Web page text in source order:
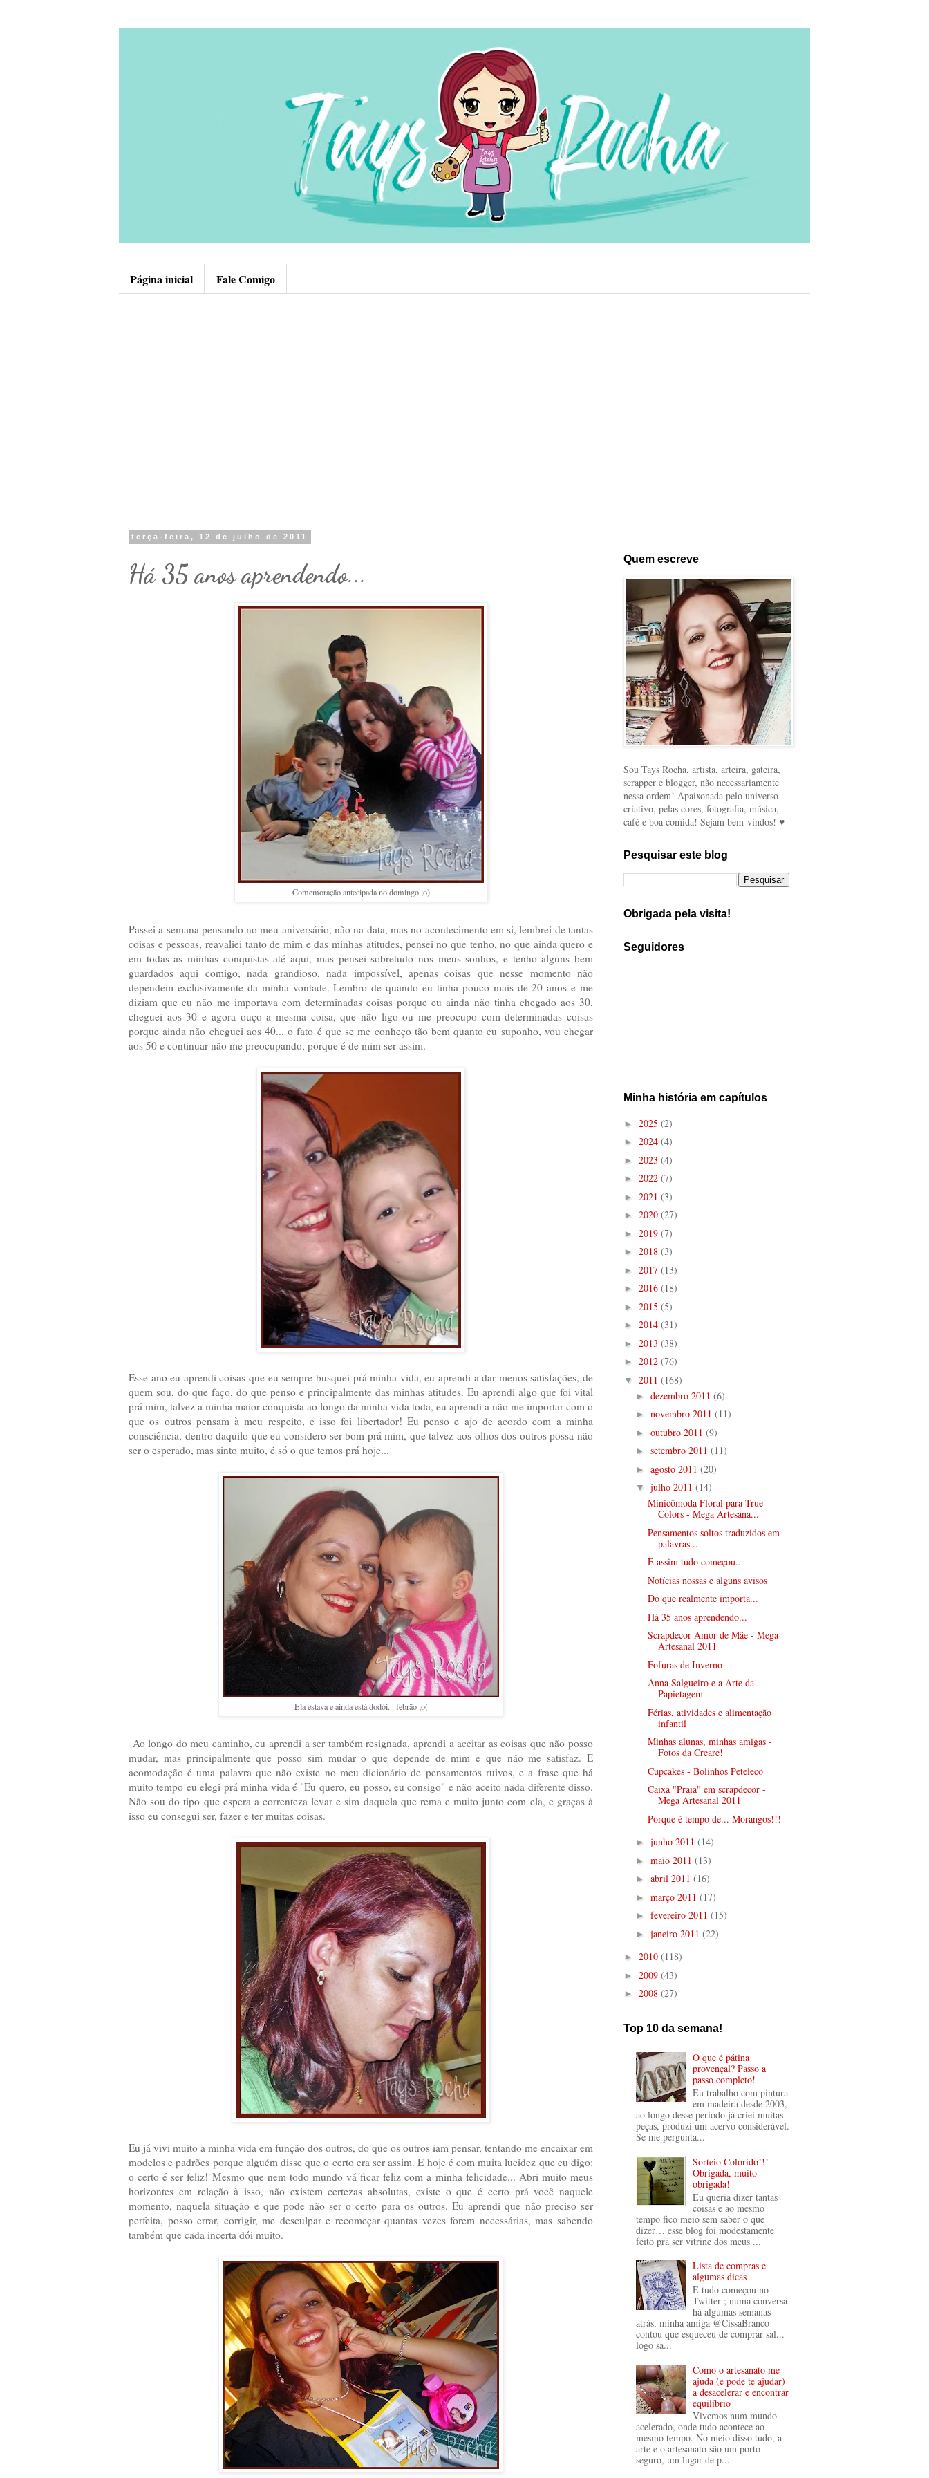
Página inicial Fale Comigo
terça-feira, 12 de julho de 2011
Há 35 anos aprendendo...
Comemoração antecipada no domingo ;o)
Passei a semana pensando no meu aniversário, não na data, mas no acontecimento em si, lembrei de tantas
coisas e pessoas, reavaliei tanto de mim e das minhas atitudes, pensei no que tenho, no que ainda quero e
em todas as minhas conquistas até aqui, mas pensei sobretudo nos meus sonhos, e tenho alguns bem
guardados aqui comigo, nada grandioso, nada impossível, apenas coisas que nesse momento não
dependem exclusivamente da minha vontade. Lembro de quando eu tinha pouco mais de 20 anos e me
diziam que eu não me importava com determinadas coisas porque eu ainda não tinha chegado aos 30,
cheguei aos 30 e agora ouço a mesma coisa, que não ligo ou me preocupo com determinadas coisas
porque ainda não cheguei aos 40... o fato é que se me conheço tão bem quanto eu suponho, vou chegar
aos 50 e continuar não me preocupando, porque é de mim ser assim.
Esse ano eu aprendi coisas que eu sempre busquei prá minha vida, eu aprendi a dar menos satisfações, de
quem sou, do que faço, do que penso e principalmente das minhas atitudes. Eu aprendi algo que foi vital
prá mim, talvez a minha maior conquista ao longo da minha vida toda, eu aprendi a não me importar com o
que os outros pensam à meu respeito, e isso foi libertador! Eu penso e ajo de acordo com a minha
consciência, dentro daquilo que eu considero ser bom prá mim, que talvez aos olhos dos outros possa não
ser o esperado, mas sinto muito, é só o que temos prá hoje...
Ela estava e ainda está dodói... febrão ;o(
Ao longo do meu caminho, eu aprendi a ser também resignada, aprendi a aceitar as coisas que não posso
mudar, mas principalmente que posso sim mudar o que depende de mim e que não me satisfaz. E
acomodação é uma palavra que não existe no meu dicionário de pensamentos ruivos, e a frase que há
muito tempo eu elegi prá minha vida é "Eu quero, eu posso, eu consigo" e não aceito nada diferente disso.
Não sou do tipo que espera a correnteza levar e sim daquela que rema e muito junto com ela, e graças à
isso eu consegui ser, fazer e ter muitas coisas.
Eu já vivi muito a minha vida em função dos outros, do que os outros iam pensar, tentando me encaixar em
modelos e padrões porque alguém disse que o certo era ser assim. E hoje é com muita lucidez que eu digo:
o certo é ser feliz! Mesmo que nem todo mundo vá ficar feliz com a minha felicidade... Abri muito meus
horizontes em relação à isso, não existem certezas absolutas, existe o que é certo prá você naquele
momento, naquela situação e que pode não ser o certo para os outros. Eu aprendi que não preciso ser
perfeita, posso errar, corrigir, me desculpar e recomeçar quantas vezes forem necessárias, mas sabendo
também que cada incerta dói muito.
Quem escreve
Sou Tays Rocha, artista, arteira, gateira,
scrapper e blogger, não necessariamente
nessa ordem! Apaixonada pelo universo
criativo, pelas cores, fotografia, música,
café e boa comida! Sejam bem-vindos! ♥
Pesquisar este blog
Obrigada pela visita!
Seguidores
Minha história em capítulos
► 2025 (2)
► 2024 (4)
► 2023 (4)
► 2022 (7)
► 2021 (3)
► 2020 (27)
► 2019 (7)
► 2018 (3)
► 2017 (13)
► 2016 (18)
► 2015 (5)
► 2014 (31)
► 2013 (38)
► 2012 (76)
▼ 2011 (168)
► dezembro 2011 (6)
► novembro 2011 (11)
► outubro 2011 (9)
► setembro 2011 (11)
► agosto 2011 (20)
▼ julho 2011 (14)
Minicômoda Floral para True
Colors - Mega Artesana...
Pensamentos soltos traduzidos em
palavras...
E assim tudo começou...
Notícias nossas e alguns avisos
Do que realmente importa...
Há 35 anos aprendendo...
Scrapdecor Amor de Mãe - Mega
Artesanal 2011
Fofuras de Inverno
Anna Salgueiro e a Arte da
Papietagem
Férias, atividades e alimentação
infantil
Minhas alunas, minhas amigas -
Fotos da Creare!
Cupcakes - Bolinhos Peteleco
Caixa "Praia" em scrapdecor -
Mega Artesanal 2011
Porque é tempo de... Morangos!!!
► junho 2011 (14)
► maio 2011 (13)
► abril 2011 (16)
► março 2011 (17)
► fevereiro 2011 (15)
► janeiro 2011 (22)
► 2010 (118)
► 2009 (43)
► 2008 (27)
Top 10 da semana!
O que é pátina
provençal? Passo a
passo completo!
Eu trabalho com pintura
em madeira desde 2003,
ao longo desse período já criei muitas
peças, produzi um acervo considerável.
Se me pergunta...
Sorteio Colorido!!!
Obrigada, muito
obrigada!
Eu queria dizer tantas
coisas e ao mesmo
tempo fico meio sem saber o que
dizer… esse blog foi modestamente
feito prá ser vitrine dos meus ...
Lista de compras e
algumas dicas
E tudo começou no
Twitter ; numa conversa
há algumas semanas
atrás, minha amiga @CissaBranco
contou que esqueceu de comprar sal...
logo sa...
Como o artesanato me
ajuda (e pode te ajudar)
a desacelerar e encontrar
equilíbrio
Vivemos num mundo
acelerado, onde tudo acontece ao
mesmo tempo. No meio disso tudo, a
arte e o artesanato são um porto
seguro, um lugar de p...